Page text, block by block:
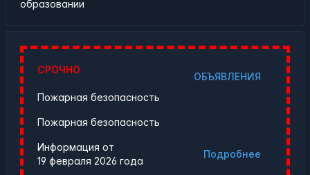
образовании
СРОЧНО
ОБЪЯВЛЕНИЯ
Пожарная безопасность
Пожарная безопасность
Подробнее
Информация от
19 февраля 2026 года